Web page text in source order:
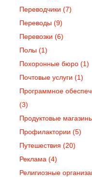
Переводчики (7)
Переводы (9)
Перевозки (6)
Полы (1)
Похоронные бюро (1)
Почтовые услуги (1)
Программное
(3)
Продуктовые
Профилактории (5)
Путешествия (20)
Реклама (4)
Религиозные